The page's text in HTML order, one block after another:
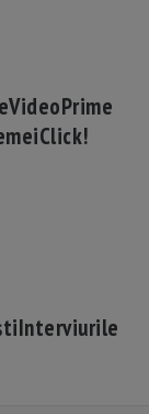
VideoPrime
Click!
Interviurile